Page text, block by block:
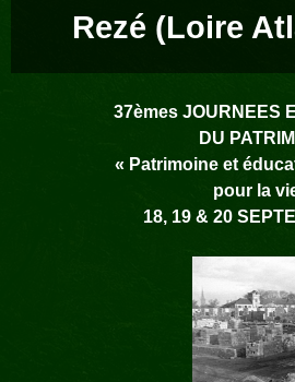
Rezé (Loire
37èmes JOURNEES
DU
« Patrimoine et
pour la
18, 19 & 20